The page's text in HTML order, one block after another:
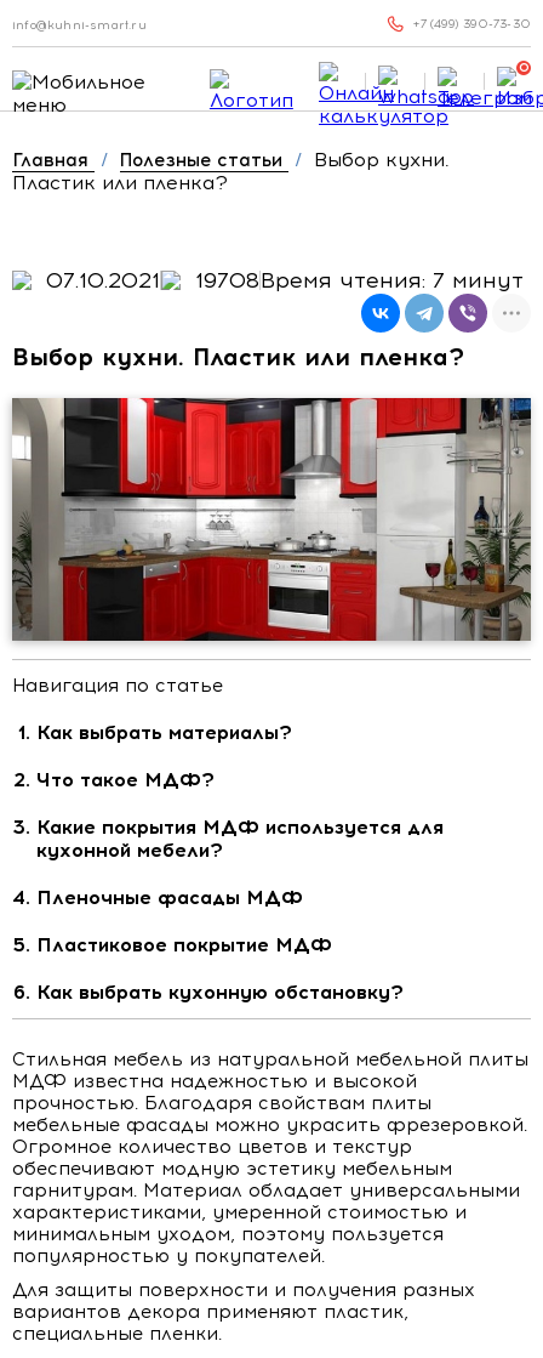
info@kuhni-smart.ru +7 (499) 390-73-30
0
Главная / Полезные статьи /
Выбор кухни.
Пластик или пленка?
07.10.2021 19708Время чтения: 7 минут
Выбор кухни. Пластик или пленка?
Навигация по статье
Как выбрать материалы?
Что такое МДФ?
Какие покрытия МДФ используется для
кухонной мебели?
Пленочные фасады МДФ
Пластиковое покрытие МДФ
Как выбрать кухонную обстановку?
Стильная мебель из натуральной мебельной плиты
МДФ известна надежностью и высокой
прочностью. Благодаря свойствам плиты
мебельные фасады можно украсить фрезеровкой.
Огромное количество цветов и текстур
обеспечивают модную эстетику мебельным
гарнитурам. Материал обладает универсальными
характеристиками, умеренной стоимостью и
минимальным уходом, поэтому пользуется
популярностью у покупателей.
Для защиты поверхности и получения разных
вариантов декора применяют пластик,
специальные пленки.